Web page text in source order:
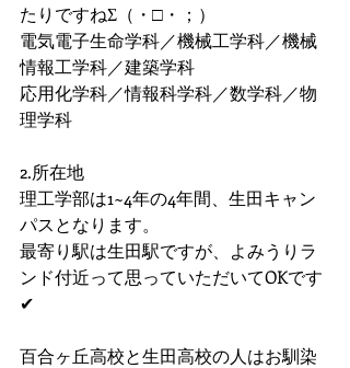
たりですねΣ（・□・；）
電気電子生命学科／機械工学科／機械
情報工学科／建築学科
応用化学科／情報科学科／数学科／物
理学科
2.所在地
理工学部は1~4年の4年間、生田キャン
パスとなります。
最寄り駅は生田駅ですが、よみうりラ
ンド付近って思っていただいてOKです
✔
百合ヶ丘高校と生田高校の人はお馴染